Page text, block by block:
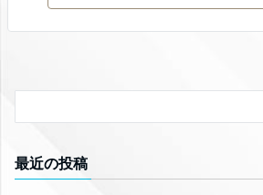
最近の投稿